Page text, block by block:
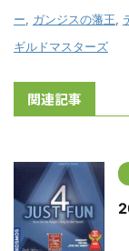
ー, ガンジスの藩王,
ギルドマスターズ
関連記事